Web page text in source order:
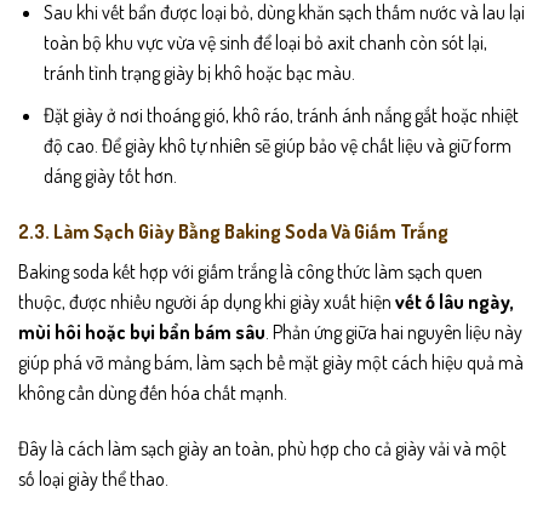
Sau khi vết bẩn được loại bỏ, dùng khăn sạch thấm nước và lau lại
toàn bộ khu vực vừa vệ sinh để loại bỏ axit chanh còn sót lại,
tránh tình trạng giày bị khô hoặc bạc màu.
Đặt giày ở nơi thoáng gió, khô ráo, tránh ánh nắng gắt hoặc nhiệt
độ cao. Để giày khô tự nhiên sẽ giúp bảo vệ chất liệu và giữ form
dáng giày tốt hơn.
2.3. Làm Sạch Giày Bằng Baking Soda Và Giấm Trắng
Baking soda kết hợp với giấm trắng là công thức làm sạch quen
thuộc, được nhiều người áp dụng khi giày xuất hiện vết ố lâu ngày,
mùi hôi hoặc bụi bẩn bám sâu . Phản ứng giữa hai nguyên liệu này
giúp phá vỡ mảng bám, làm sạch bề mặt giày một cách hiệu quả mà
không cần dùng đến hóa chất mạnh.
Đây là cách làm sạch giày an toàn, phù hợp cho cả giày vải và một
số loại giày thể thao.